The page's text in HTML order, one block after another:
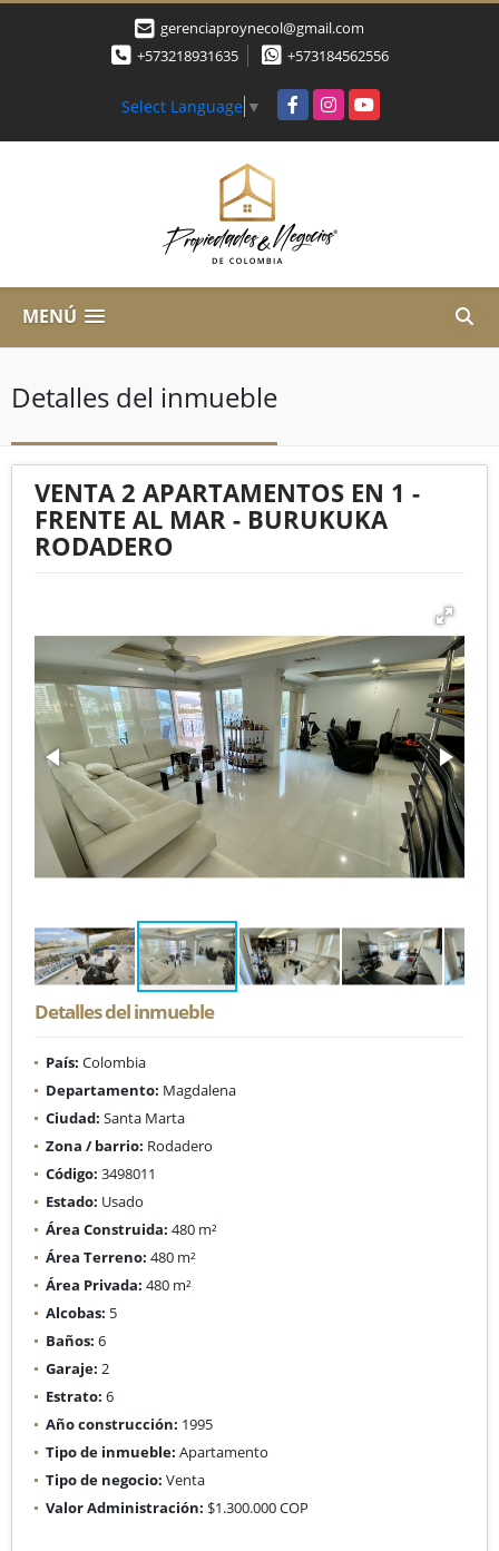
gerenciaproynecol@gmail.com
+573218931635
+573184562556
Select Language ▼ FacebookInstagramYouTube
MENÚ
Detalles del inmueble
VENTA 2 APARTAMENTOS EN 1 -
FRENTE AL MAR - BURUKUKA
RODADERO
Detalles del inmueble
País: Colombia
Departamento: Magdalena
Ciudad: Santa Marta
Zona / barrio: Rodadero
Código: 3498011
Estado: Usado
Área Construida: 480 m²
Área Terreno: 480 m²
Área Privada: 480 m²
Alcobas: 5
Baños: 6
Garaje: 2
Estrato: 6
Año construcción: 1995
Tipo de inmueble: Apartamento
Tipo de negocio: Venta
Valor Administración: $1.300.000 COP